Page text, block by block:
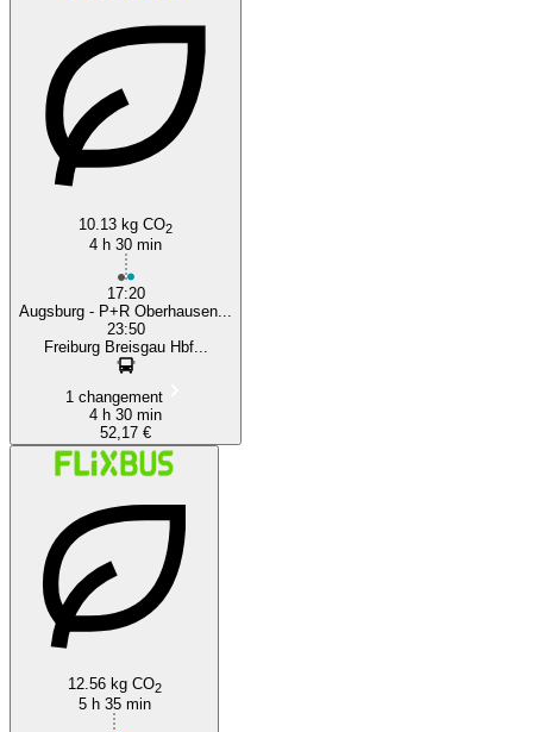
10.13 kg CO2
4 h 30 min
17:20
Augsburg - P+R Oberhausen...
23:50
Freiburg Breisgau Hbf...
1 changement
4 h 30 min
52,17 €
12.56 kg CO2
5 h 35 min